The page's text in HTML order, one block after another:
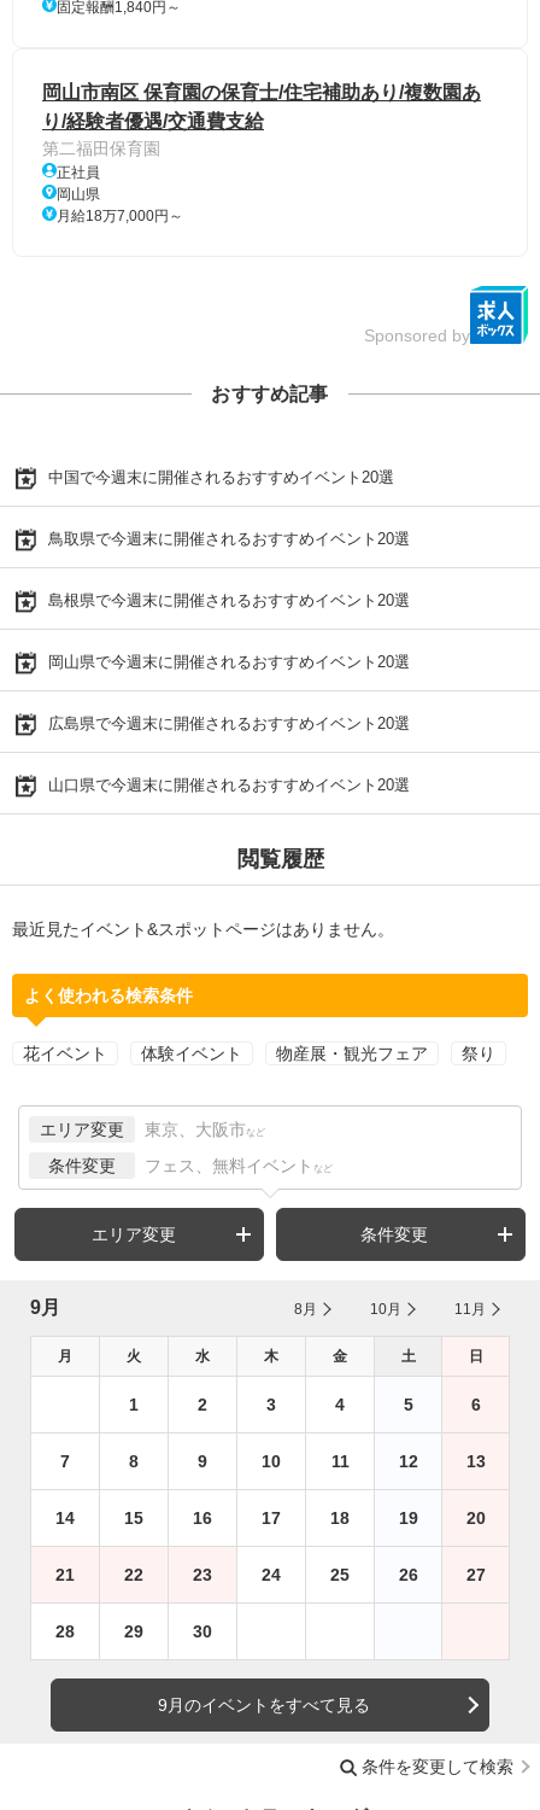
固定報酬1,840円～
岡山市南区 保育園の保育士/住宅補助あり/複数園あ
り/経験者優遇/交通費支給
第二福田保育園
正社員
岡山県
月給18万7,000円～
Sponsored by
おすすめ記事
中国で今週末に開催されるおすすめイベント20選
鳥取県で今週末に開催されるおすすめイベント20選
島根県で今週末に開催されるおすすめイベント20選
岡山県で今週末に開催されるおすすめイベント20選
広島県で今週末に開催されるおすすめイベント20選
山口県で今週末に開催されるおすすめイベント20選
閲覧履歴
最近見たイベント&スポットページはありません。
よく使われる検索条件
花イベント 体験イベント 物産展・観光フェア 祭り
エリア変更 東京、大阪市 など
条件変更 フェス、無料イベント など
エリア変更 条件変更
9月 8月 10月 11月
月 火 水 木 金 土 日
1 2 3 4 5 6
7 8 9 10 11 12 13
14 15 16 17 18 19 20
21 22 23 24 25 26 27
28 29 30
9月のイベントをすべて見る
条件を変更して検索